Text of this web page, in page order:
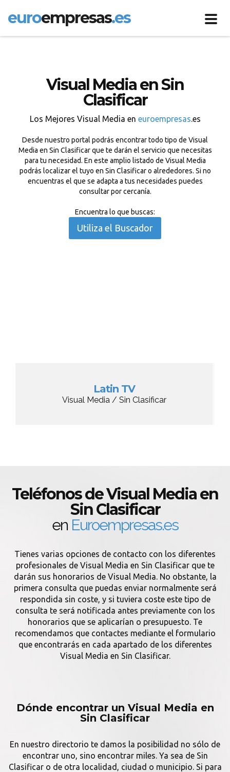
euroempresas.es
Visual Media en Sin
Clasificar
Los Mejores Visual Media en euroempresas.es
Desde nuestro portal podrás encontrar todo tipo de Visual
Media en Sin Clasificar que te darán el servicio que necesitas
para tu necesidad. En este amplio listado de Visual Media
podrás localizar el tuyo en Sin Clasificar o alrededores. Si no
encuentras el que se adapta a tus necesidades puedes
consultar por cercanía.
Encuentra lo que buscas:
Utiliza el Buscador
Latin TV
Visual Media / Sin Clasificar
Teléfonos de Visual Media en
Sin Clasificar
en Euroempresas.es
Tienes varias opciones de contacto con los diferentes
profesionales de Visual Media en Sin Clasificar que te
darán sus honorarios de Visual Media. No obstante, la
primera consulta que puedas enviar normalmente será
respondida sin coste, y si tuviera coste este tipo de
consulta te será notificada antes previamente con los
honorarios que se aplicarían o presupuesto. Te
recomendamos que contactes mediante el formulario
que encontrarás en cada apartado de los diferentes
Visual Media en Sin Clasificar.
Dónde encontrar un Visual Media en
Sin Clasificar
En nuestro directorio te damos la posibilidad no sólo de
encontrar uno, sino encontrar miles. Ya sea de Sin
Clasificar o de otra localidad, ciudad o municipio. Si para